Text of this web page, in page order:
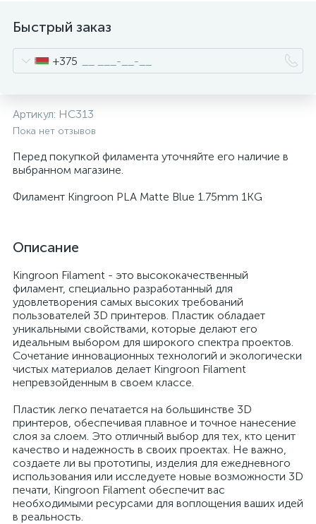
Быстрый заказ
+375
Артикул: HC313
Пока нет отзывов
Перед покупкой филамента уточняйте его наличие в
выбранном магазине.
Филамент Kingroon PLA Matte Blue 1.75mm 1KG
Описание
Kingroon Filament - это высококачественный
филамент, специально разработанный для
удовлетворения самых высоких требований
пользователей 3D принтеров. Пластик обладает
уникальными свойствами, которые делают его
идеальным выбором для широкого спектра проектов.
Сочетание инновационных технологий и экологически
чистых материалов делает Kingroon Filament
непревзойденным в своем классе.
Пластик легко печатается на большинстве 3D
принтеров, обеспечивая плавное и точное нанесение
слоя за слоем. Это отличный выбор для тех, кто ценит
качество и надежность в своих проектах. Не важно,
создаете ли вы прототипы, изделия для ежедневного
использования или исследуете новые возможности 3D
печати, Kingroon Filament обеспечит вас
необходимыми ресурсами для воплощения ваших идей
в реальность.